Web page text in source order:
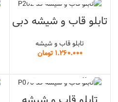
تابلو قاب و شیشه دبی
تابلو قاب و شیشه
تومان